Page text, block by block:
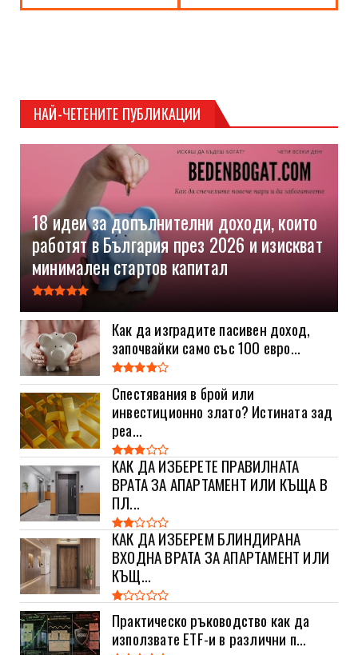
НАЙ-ЧЕТЕНИТЕ ПУБЛИКАЦИИ
18 идеи за допълнителни доходи, които
работят в България през 2026 и изискват
минимален стартов капитал
Как да изградите пасивен доход,
започвайки само със 100 евро...
Спестявания в брой или
инвестиционно злато? Истината зад
реа...
КАК ДА ИЗБЕРЕТЕ ПРАВИЛНАТА
ВРАТА ЗА АПАРТАМЕНТ ИЛИ КЪЩА В
ПЛ...
КАК ДА ИЗБЕРЕМ БЛИНДИРАНА
ВХОДНА ВРАТА ЗА АПАРТАМЕНТ ИЛИ
КЪЩ...
Практическо ръководство как да
използвате ETF-и в различни п...